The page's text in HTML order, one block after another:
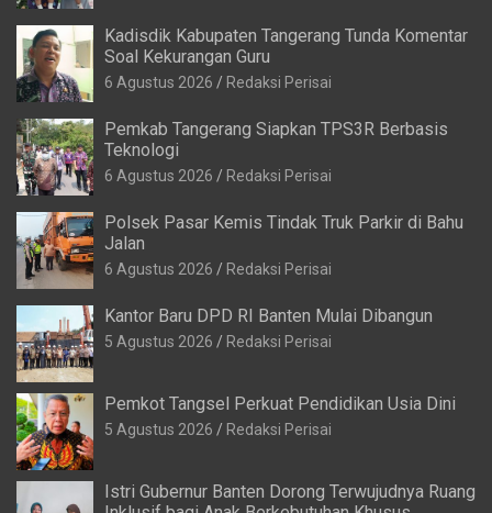
Kadisdik Kabupaten Tangerang Tunda Komentar
Soal Kekurangan Guru
6 Agustus 2026 Redaksi Perisai
Pemkab Tangerang Siapkan TPS3R Berbasis
Teknologi
6 Agustus 2026 Redaksi Perisai
Polsek Pasar Kemis Tindak Truk Parkir di Bahu
Jalan
6 Agustus 2026 Redaksi Perisai
Kantor Baru DPD RI Banten Mulai Dibangun
5 Agustus 2026 Redaksi Perisai
Pemkot Tangsel Perkuat Pendidikan Usia Dini
5 Agustus 2026 Redaksi Perisai
Istri Gubernur Banten Dorong Terwujudnya Ruang